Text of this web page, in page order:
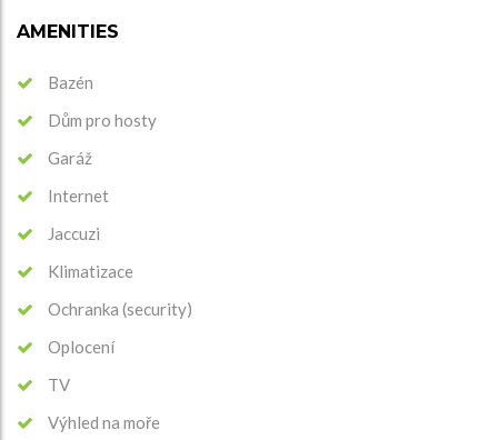
AMENITIES
Bazén
Dům pro hosty
Garáž
Internet
Jaccuzi
Klimatizace
Ochranka (security)
Oplocení
TV
Výhled na moře